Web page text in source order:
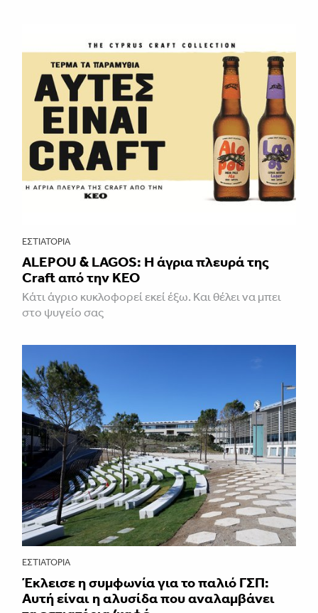
ΕΣΤΙΑΤΌΡΙΑ
ALEPOU & LAGOS: Η άγρια πλευρά της
Craft από την ΚΕΟ
Κάτι άγριο κυκλοφορεί εκεί έξω. Και θέλει να μπει
στο ψυγείο σας
ΕΣΤΙΑΤΌΡΙΑ
Έκλεισε η συμφωνία για το παλιό ΓΣΠ:
Αυτή είναι η αλυσίδα που αναλαμβάνει